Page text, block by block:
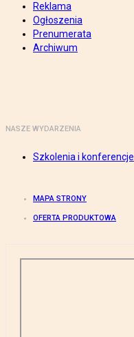
Reklama
Ogłoszenia
Prenumerata
Archiwum
NASZE WYDARZENIA
Szkolenia i konferencje
MAPA STRONY
OFERTA PRODUKTOWA